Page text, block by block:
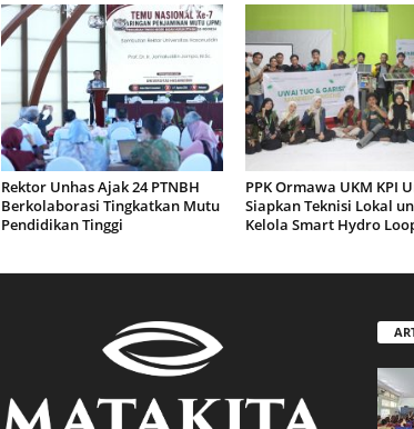
Rektor Unhas Ajak 24 PTNBH
Berkolaborasi Tingkatkan Mutu
Pendidikan Tinggi
PPK Ormawa UKM KPI
Siapkan Teknisi Lokal
Kelola Smart Hydro